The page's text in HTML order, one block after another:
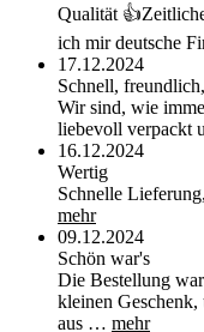
Qualität
ich mir deutsche
17.12.2024
Schnell,
Wir sind, wie
liebevoll verpackt
16.12.2024
Wertig
Schnelle
mehr
09.12.2024
Schön war's
Die Bestellung
kleinen Geschenk,
aus … mehr